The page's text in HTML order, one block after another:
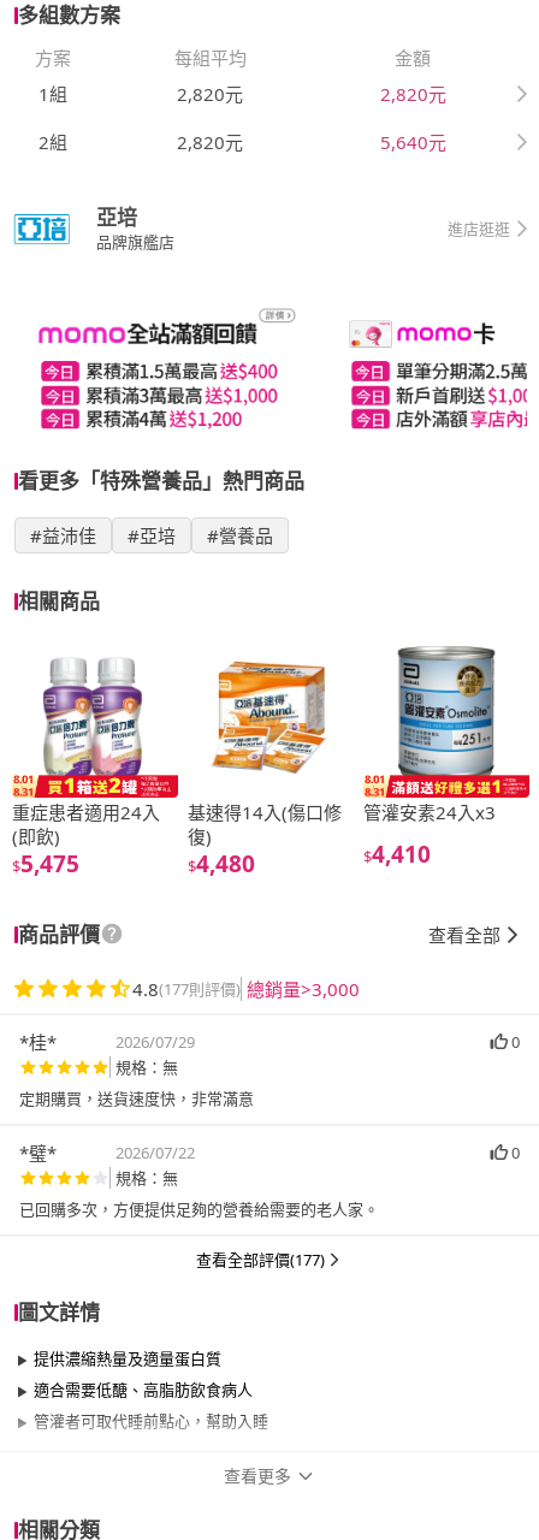
多組數方案
方案 每組平均
金額
1組
2,820元
2,820元
2組
2,820元 5,640元
亞培
品牌旗艦店
進店逛逛
看更多「特殊營養品」熱門商品
#益沛佳 #亞培 #營養品
相關商品
重症患者適用24入
(即飲)
$5,475
基速得14入(傷口修
復)
$4,480
管灌安素24入x3
$4,410
商品評價 查看全部
4.8(177則評價) 總銷量>3,000
*桂* 2026/07/29
0
規格：無
定期購買，送貨速度快，非常滿意
*璧* 2026/07/22
0
規格：無
已回購多次，方便提供足夠的營養給需要的老人家。
查看全部評價(177)
圖文詳情
提供濃縮熱量及適量蛋白質
適合需要低醣、高脂肪飲食病人
管灌者可取代睡前點心，幫助入睡
查看更多
相關分類